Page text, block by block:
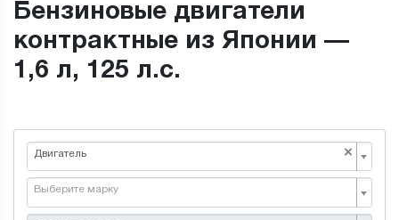
Бензиновые двигатели
контрактные из Японии —
1,6 л, 125 л.с.
×
Двигатель
Выберите марку